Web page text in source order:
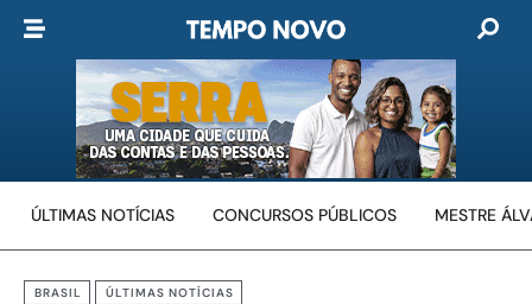
ÚLTIMAS NOTÍCIAS CONCURSOS PÚBLICOS MESTRE
BRASIL ÚLTIMAS NOTÍCIAS